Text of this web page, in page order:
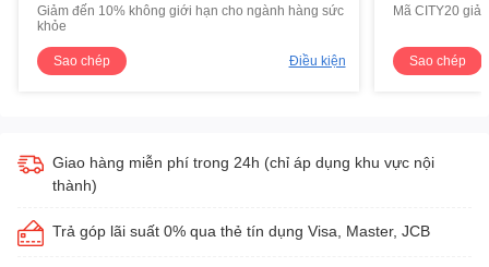
Giảm đến 10% không giới hạn cho ngành hàng sức
khỏe
Sao chép Điều kiện
Mã CITY20
Sao chép
Giao hàng miễn phí trong 24h (chỉ áp dụng khu vực nội
thành)
Trả góp lãi suất 0% qua thẻ tín dụng Visa, Master, JCB